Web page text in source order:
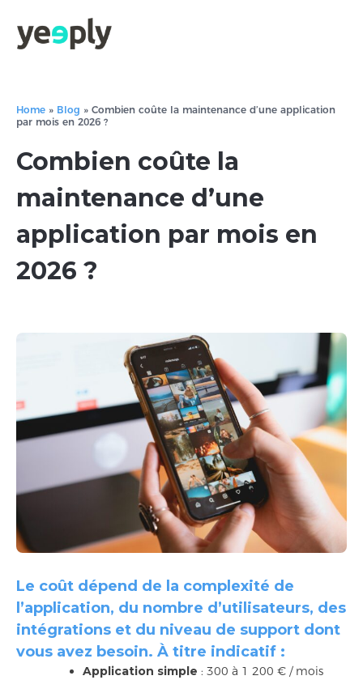
Home » Blog » Combien coûte la maintenance d’une application
par mois en 2026 ?
Combien coûte la
maintenance d’une
application par mois en
2026 ?
Le coût dépend de la complexité de
l’application, du nombre d’utilisateurs, des
intégrations et du niveau de support dont
vous avez besoin. À titre indicatif :
Application simple : 300 à 1 200 € / mois